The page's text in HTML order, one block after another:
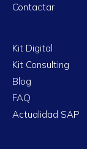
Contactar
Kit Digital
Kit Consulting
Blog
FAQ
Actualidad SAP